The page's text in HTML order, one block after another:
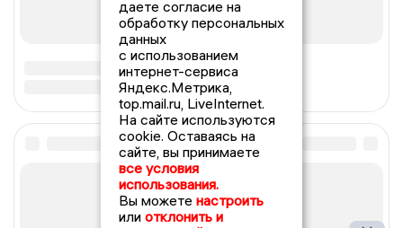
даете согласие на
обработку персональных
данных
с использованием
интернет-сервиса
Яндекс.Метрика,
top.mail.ru, LiveInternet.
На сайте используются
cookie. Оставаясь на
сайте, вы принимаете
все условия
использования.
Вы можете настроить
или отклонить и